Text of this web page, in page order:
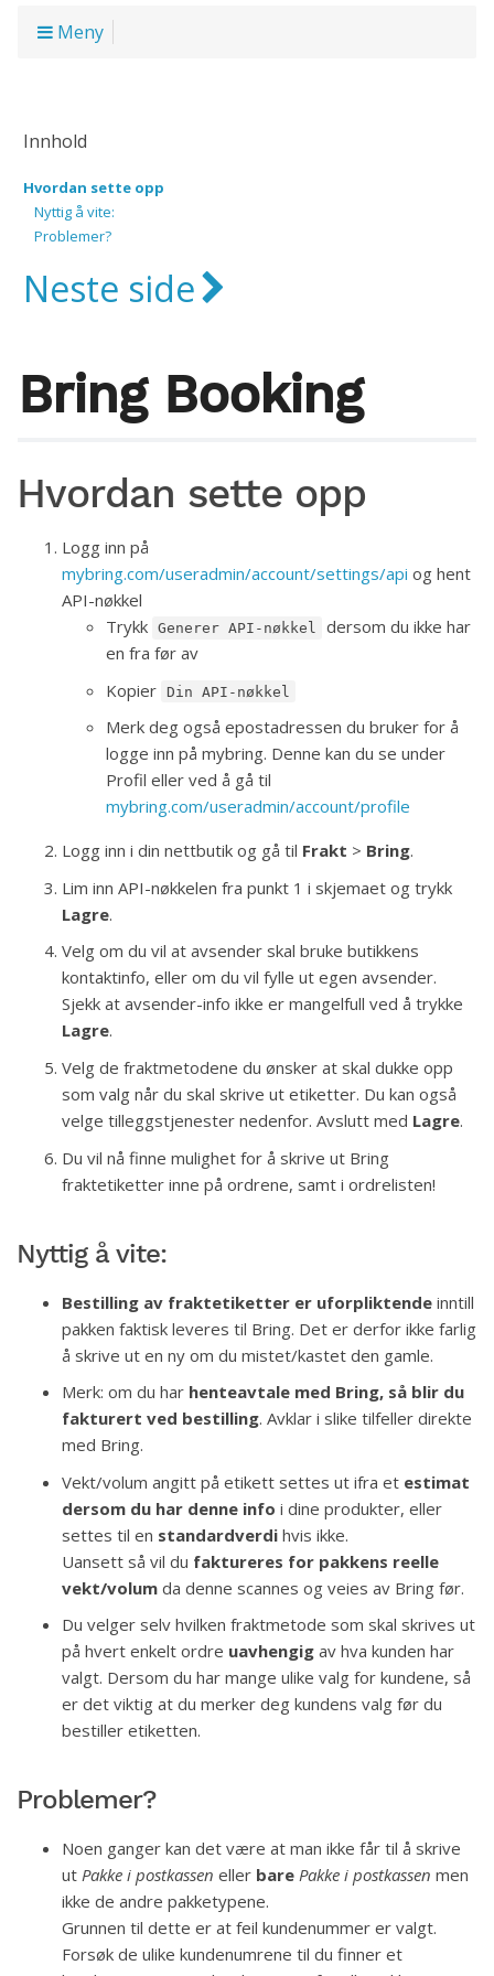
Meny
Innhold
Hvordan sette opp
Nyttig å vite:
Problemer?
Neste side
Bring Booking
Hvordan sette opp
Logg inn på
mybring.com/useradmin/account/settings/api og hent
API-nøkkel
Trykk
Generer API-nøkkel
dersom du ikke har
en fra før av
Kopier
Din API-nøkkel
Merk deg også epostadressen du bruker for å
logge inn på mybring. Denne kan du se under
Profil eller ved å gå til
mybring.com/useradmin/account/profile
Logg inn i din nettbutik og gå til Frakt > Bring.
Lim inn API-nøkkelen fra punkt 1 i skjemaet og trykk
Lagre.
Velg om du vil at avsender skal bruke butikkens
kontaktinfo, eller om du vil fylle ut egen avsender.
Sjekk at avsender-info ikke er mangelfull ved å trykke
Lagre.
Velg de fraktmetodene du ønsker at skal dukke opp
som valg når du skal skrive ut etiketter. Du kan også
velge tilleggstjenester nedenfor. Avslutt med Lagre.
Du vil nå finne mulighet for å skrive ut Bring
fraktetiketter inne på ordrene, samt i ordrelisten!
Nyttig å vite:
Bestilling av fraktetiketter er uforpliktende inntill
pakken faktisk leveres til Bring. Det er derfor ikke farlig
å skrive ut en ny om du mistet/kastet den gamle.
Merk: om du har henteavtale med Bring, så blir du
fakturert ved bestilling. Avklar i slike tilfeller direkte
med Bring.
Vekt/volum angitt på etikett settes ut ifra et estimat
dersom du har denne info i dine produkter, eller
settes til en standardverdi hvis ikke.
Uansett så vil du faktureres for pakkens reelle
vekt/volum da denne scannes og veies av Bring før.
Du velger selv hvilken fraktmetode som skal skrives ut
på hvert enkelt ordre uavhengig av hva kunden har
valgt. Dersom du har mange ulike valg for kundene, så
er det viktig at du merker deg kundens valg før du
bestiller etiketten.
Problemer?
Noen ganger kan det være at man ikke får til å skrive
ut Pakke i postkassen eller bare Pakke i postkassen men
ikke de andre pakketypene.
Grunnen til dette er at feil kundenummer er valgt.
Forsøk de ulike kundenumrene til du finner et